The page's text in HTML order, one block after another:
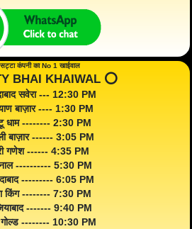
कंपनी का No 1 खाईवाल
BHAI KHAIWAL ⭕️
सवेरा --- 12:30 PM
बाज़ार ---- 1:30 PM
धाम -------- 2:30 PM
बाज़ार ------ 3:05 PM
गणेश ------ 4:35 PM
---------- 5:30 PM
--------- 6:05 PM
किंग -------- 7:30 PM
------- 9:40 PM
-------- 10:30 PM